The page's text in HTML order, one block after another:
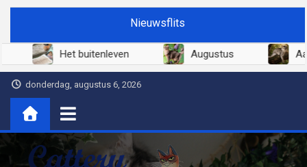
Ga
de
Nieuwsflits
2026 Het buitenleven Augustus
donderdag, augustus 6, 2026